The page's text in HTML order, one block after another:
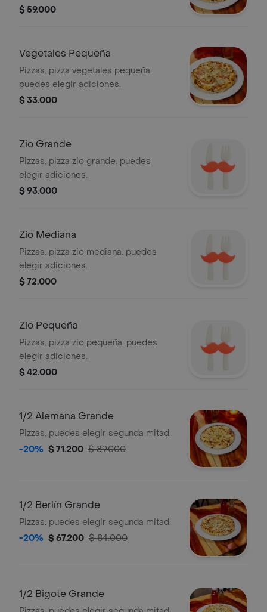
$ 59.000
Vegetales Pequeña
Pizzas. pizza vegetales pequeña.
puedes elegir adiciones.
$ 33.000
Zio Grande
Pizzas. pizza zio grande. puedes
elegir adiciones.
$ 93.000
Zio Mediana
Pizzas. pizza zio mediana. puedes
elegir adiciones.
$ 72.000
Zio Pequeña
Pizzas. pizza zio pequeña. puedes
elegir adiciones.
$ 42.000
1/2 Alemana Grande
Pizzas. puedes elegir segunda mitad.
-20% $ 71.200 $ 89.000
1/2 Berlín Grande
Pizzas. puedes elegir segunda mitad.
-20% $ 67.200 $ 84.000
1/2 Bigote Grande